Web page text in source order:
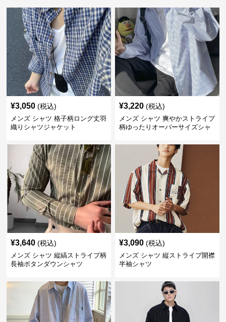
¥3,050 (税込)
メンズ シャツ 格子柄ロング丈羽
織りシャツジャケット
¥3,220 (税込)
メンズ シャツ 爽やかストライプ
柄ゆったりオーバーサイズシャ
¥3,640 (税込)
メンズ シャツ 縦縞ストライプ柄
長袖ボタンダウンシャツ
¥3,090 (税込)
メンズ シャツ 縦ストライプ開襟
半袖シャツ